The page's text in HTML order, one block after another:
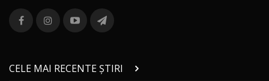
13
combină aventura cu luxul / AutoBlog.MD
36:08
chinez care face lumea să se întoarcă după el
/ AutoBlog.MD
17:27
CELE MAI RECENTE ȘTIRI